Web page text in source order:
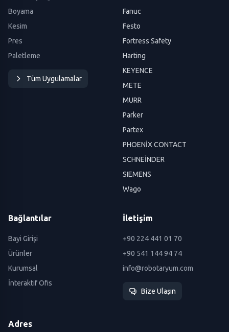
Boyama
Kesim
Pres
Paletleme
Tüm Uygulamalar
Fanuc
Festo
Fortress Safety
Harting
KEYENCE
METE
MURR
Parker
Partex
PHOENİX CONTACT
SCHNEİNDER
SIEMENS
Wago
Bağlantılar
Bayi Girişi
Ürünler
Kurumsal
İnteraktif Ofis
İletişim
+90 224 441 01 70
+90 541 144 94 74
info@robotaryum.com
Bize Ulaşın
Adres